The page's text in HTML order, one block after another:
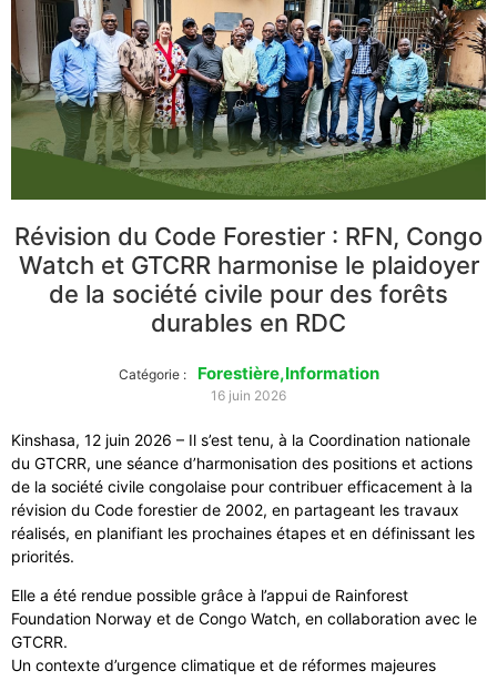
Révision du Code Forestier : RFN, Congo
Watch et GTCRR harmonise le plaidoyer
de la société civile pour des forêts
durables en RDC
Catégorie : Forestière,Information
16 juin 2026
Kinshasa, 12 juin 2026 – Il s’est tenu, à la Coordination nationale
du GTCRR, une séance d’harmonisation des positions et actions
de la société civile congolaise pour contribuer efficacement à la
révision du Code forestier de 2002, en partageant les travaux
réalisés, en planifiant les prochaines étapes et en définissant les
priorités.
Elle a été rendue possible grâce à l’appui de Rainforest
Foundation Norway et de Congo Watch, en collaboration avec le
GTCRR.
Un contexte d’urgence climatique et de réformes majeures